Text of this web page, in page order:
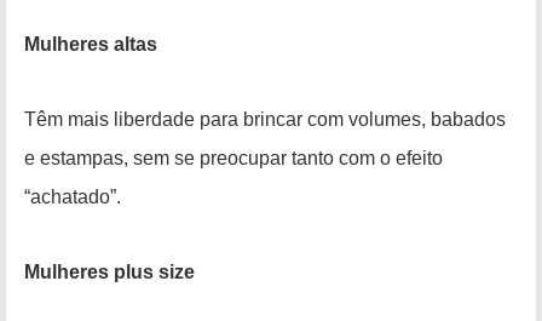
Mulheres altas
Têm mais liberdade para brincar com volumes, babados
e estampas, sem se preocupar tanto com o efeito
“achatado”.
Mulheres plus size